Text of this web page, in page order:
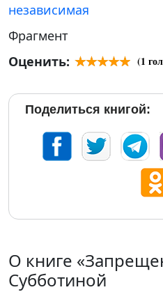
независимая
Фрагмент
Оценить:
(1
Поделиться книгой:
О книге
Субботиной